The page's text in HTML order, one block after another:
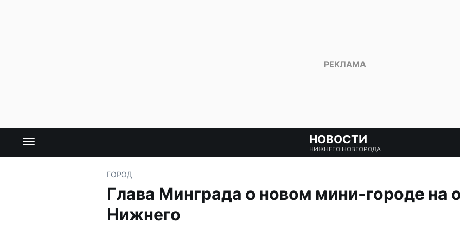
НОВОСТИ
НИЖНЕГО НОВГОРОДА
ГОРОД
Глава Минграда о новом мини-городе на
Нижнего